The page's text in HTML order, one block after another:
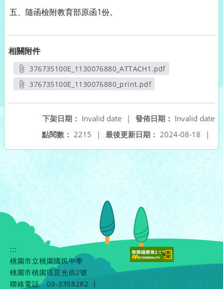
五、隨函檢附教育部原函1份。
相關附件
376735100E_1130076880_ATTACH1.pdf
另開新視窗
376735100E_1130076880_print.pdf
發佈日期： Invalid date
下架日期： Invalid date
|
最後更新日期： 2024-08-18 |
點閱數： 2215 |
:::
桃園市立桃園國民中學
桃園市桃園區莒光街2號
聯絡電話
03-3358282
|